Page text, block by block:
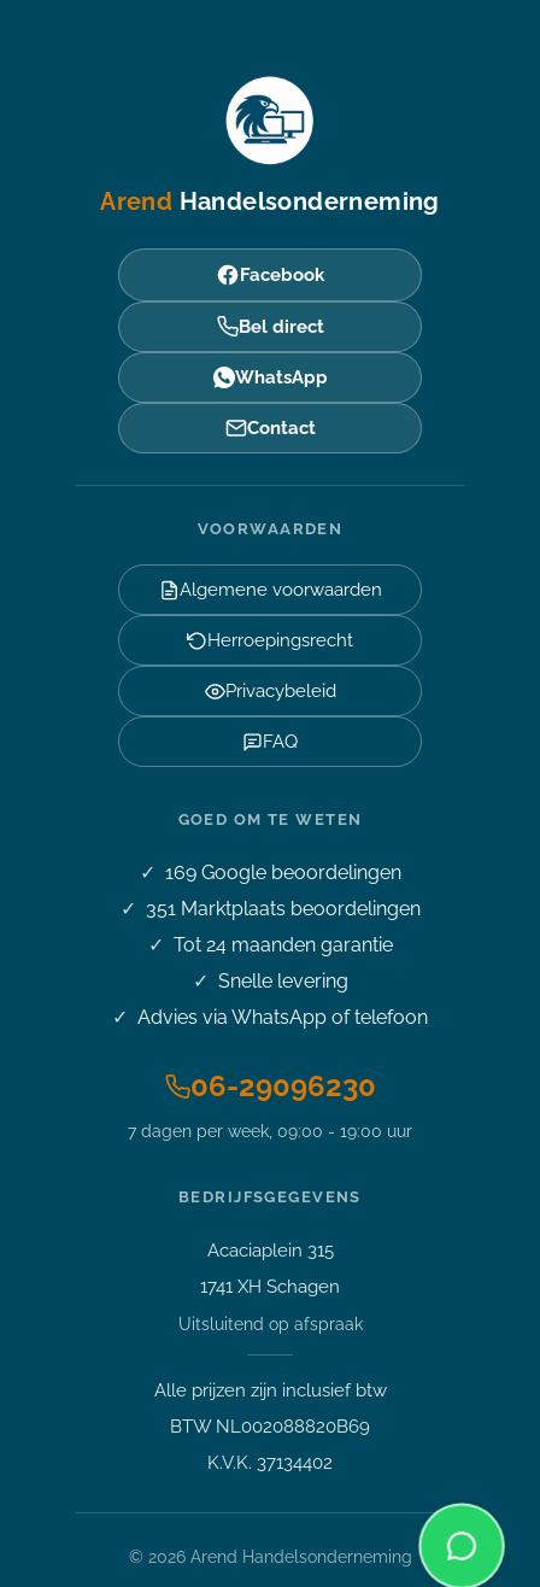
Arend Handelsonderneming
Facebook
Bel direct
WhatsApp
Contact
VOORWAARDEN
Algemene voorwaarden
Herroepingsrecht
Privacybeleid
FAQ
GOED OM TE WETEN
169Google beoordelingen
351Marktplaats beoordelingen
Tot 24 maanden garantie
Snelle levering
Advies via WhatsApp of telefoon
06-29096230
7 dagen per week, 09:00 - 19:00 uur
BEDRIJFSGEGEVENS
Acaciaplein 315
1741 XH Schagen
Uitsluitend op afspraak
Alle prijzen zijn inclusief btw
BTW NL002088820B69
K.V.K. 37134402
© 2026Arend Handelsonderneming
Welk apparaat past bij mij?
Verzending, status of afhalen